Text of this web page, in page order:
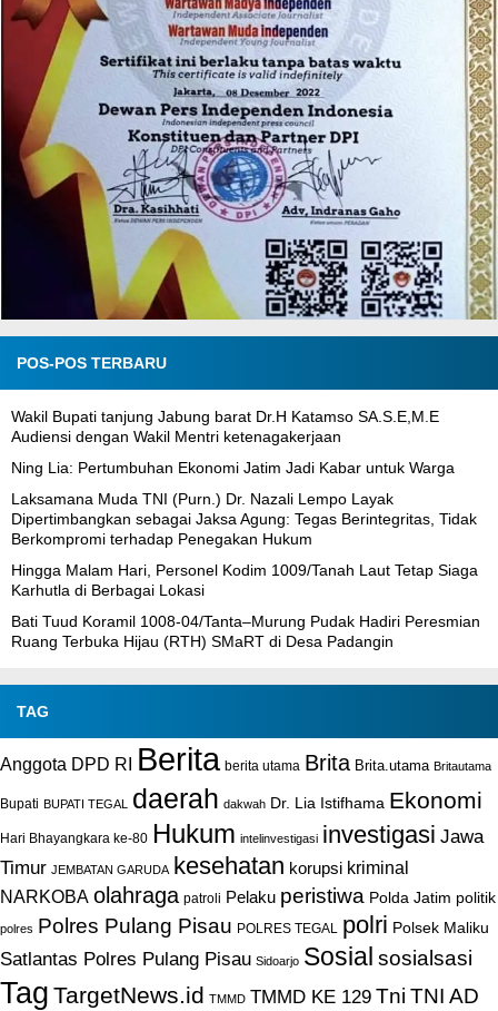
POS-POS TERBARU
Wakil Bupati tanjung Jabung barat Dr.H Katamso SA.S.E,M.E
Audiensi dengan Wakil Mentri ketenagakerjaan
Ning Lia: Pertumbuhan Ekonomi Jatim Jadi Kabar untuk Warga
Laksamana Muda TNI (Purn.) Dr. Nazali Lempo Layak
Dipertimbangkan sebagai Jaksa Agung: Tegas Berintegritas, Tidak
Berkompromi terhadap Penegakan Hukum
Hingga Malam Hari, Personel Kodim 1009/Tanah Laut Tetap Siaga
Karhutla di Berbagai Lokasi
Bati Tuud Koramil 1008-04/Tanta–Murung Pudak Hadiri Peresmian
Ruang Terbuka Hijau (RTH) SMaRT di Desa Padangin
TAG
Anggota DPD RI Berita berita utama Brita Brita.utama Britautama
Bupati BUPATI TEGAL daerah dakwah Dr. Lia Istifhama Ekonomi
Hari Bhayangkara ke-80 Hukum intelinvestigasi investigasi Jawa
Timur JEMBATAN GARUDA kesehatan korupsi kriminal
NARKOBA olahraga patroli Pelaku peristiwa Polda Jatim politik
polres Polres Pulang Pisau POLRES TEGAL polri Polsek Maliku
Satlantas Polres Pulang Pisau Sidoarjo Sosial sosialsasi
Tag TargetNews.id TMMD TMMD KE 129 Tni TNI AD